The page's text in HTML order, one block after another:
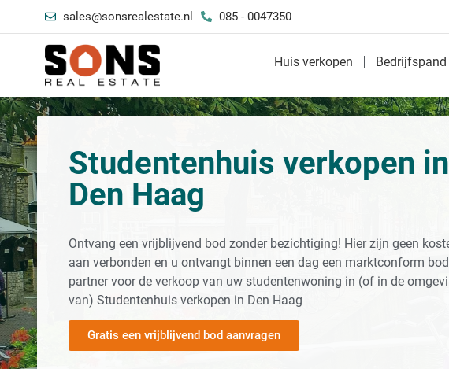
sales@sonsrealestate.nl 085 - 0047350
Huis verkopen Bedrijfspand
Studentenhuis verkopen in
Den Haag
Ontvang een vrijblijvend bod zonder bezichtiging! Hier zijn geen
aan verbonden en u ontvangt binnen een dag een marktconform
partner voor de verkoop van uw studentenwoning in (of in de
van) Studentenhuis verkopen in Den Haag
Gratis een vrijblijvend bod aanvragen